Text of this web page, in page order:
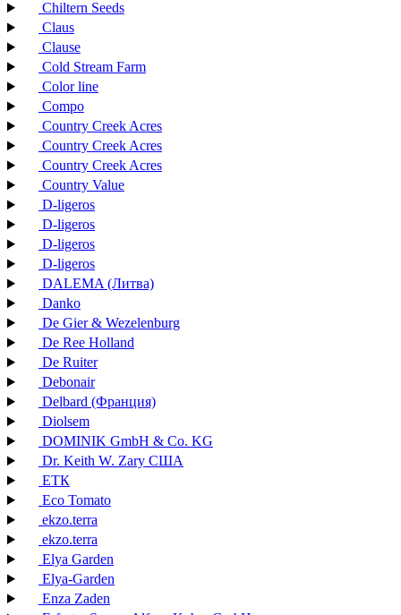
Chiltern Seeds
Claus
Clause
Cold Stream Farm
Color line
Compo
Country Creek Acres
Country Creek Acres
Country Creek Acres
Country Value
D-ligeros
D-ligeros
D-ligeros
D-ligeros
DALEMA (Литва)
Danko
De Gier & Wezelenburg
De Ree Holland
De Ruiter
Debonair
Delbard (Франция)
Diolsem
DOMINIK GmbH & Co. KG
Dr. Keith W. Zary США
EТК
Eco Tomato
ekzo.terra
ekzo.terra
Elya Garden
Elya-Garden
Enza Zaden